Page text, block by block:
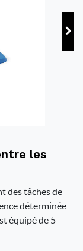
les
des tâches de
déterminée
équipé de 5